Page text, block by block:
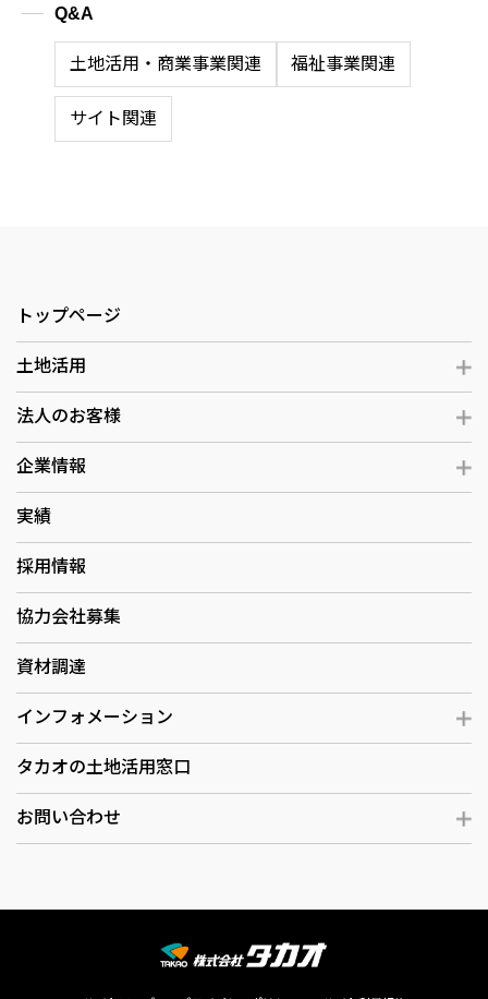
Q&A
土地活用・商業事業関連 福祉事業関連
サイト関連
トップページ
土地活用
法人のお客様
企業情報
実績
採用情報
協力会社募集
資材調達
インフォメーション
タカオの土地活用窓口
お問い合わせ